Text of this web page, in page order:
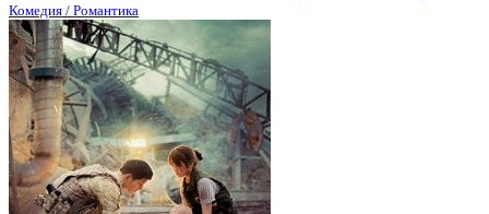
Комедия / Романтика